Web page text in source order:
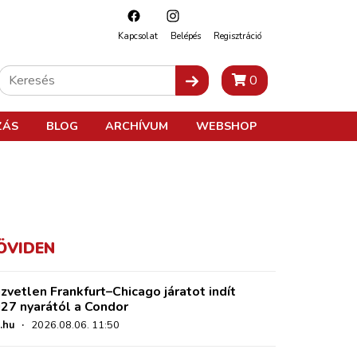
Kapcsolat Belépés Regisztráció
0
BLOG ARCHÍVUM WEBSHOP
Frankfurt–Chicago járatot indít
nyarától a Condor
· 2026.08.06. 11:50